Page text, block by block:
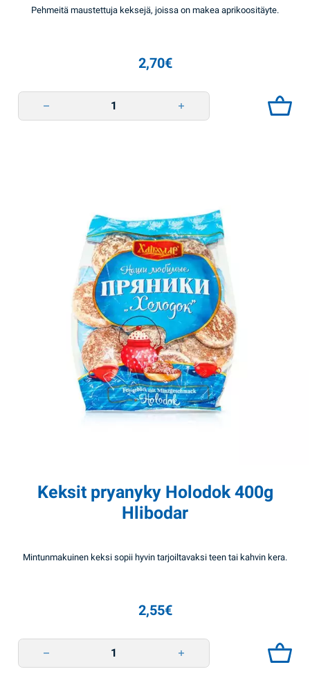
Pehmeitä maustettuja keksejä, joissa on makea aprikoositäyte.
2,70€
Keksit pryanyky Holodok 400g
Hlibodar
Mintunmakuinen keksi sopii hyvin tarjoiltavaksi teen tai kahvin kera.
2,55€
Keksit pryanyky Holodok 400g Hlibodar quantity